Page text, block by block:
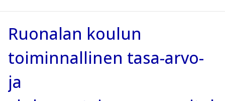
Ruonalan koulun
toiminnallinen tasa-arvo-
ja